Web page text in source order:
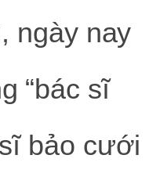
ngày nay
“bác sĩ
bảo cưới